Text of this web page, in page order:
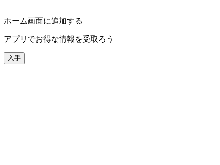
ホーム画面に追加する
アプリでお得な情報を受取ろう
入手